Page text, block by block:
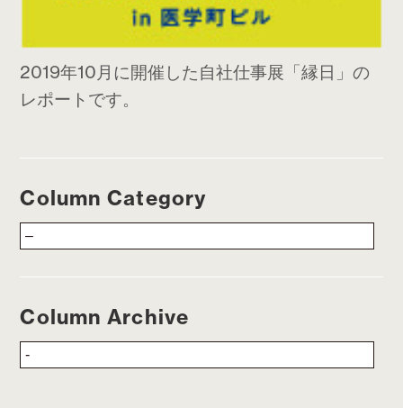
2019年10月に開催した自社仕事展「縁日」の
レポートです。
Column Category
Column Archive